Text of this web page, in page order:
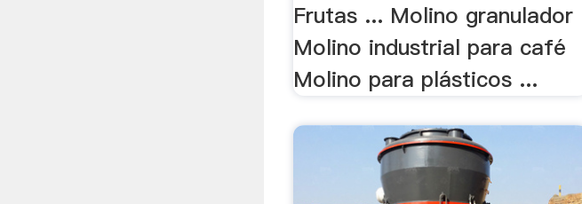
Frutas ... Molino granulador
Molino industrial para café
Molino para plásticos ...